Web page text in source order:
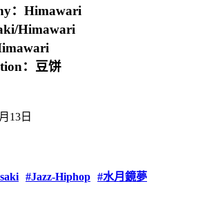
：Himawari
Himawari
：豆饼
13日
#Jazz-Hiphop #水月鏡夢